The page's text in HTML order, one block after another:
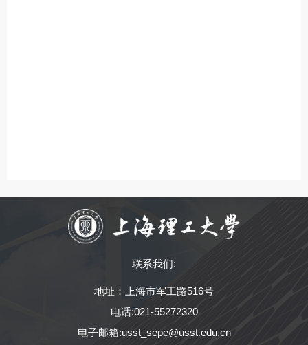
联系我们:
地址：上海市军工路516号
电话:021-55272320
电子邮箱:usst_sepe@usst.edu.cn